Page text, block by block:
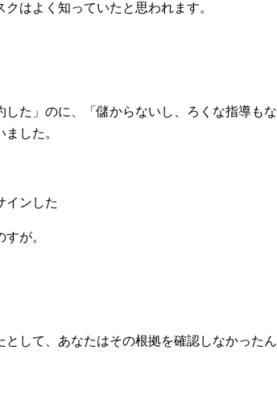
はよく知っていたと思われます。
した」のに、「儲からないし、ろくな指導もな
した。
インした
が。
として、あなたはその根拠を確認しなかったん